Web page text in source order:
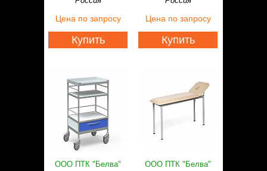
Цена по запросу
Купить
Цена по запросу
Купить
ООО ПТК "Белва"
ООО ПТК "Белва"